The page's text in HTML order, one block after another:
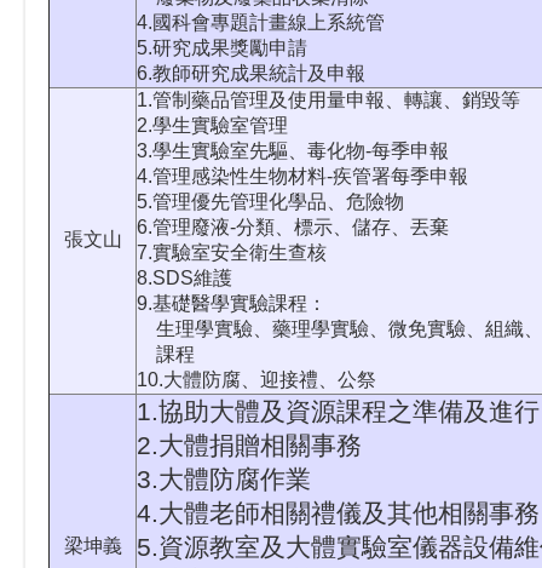
4.國科會專題計畫線上系統管
5.研究成果獎勵申請
6.教師研究成果統計及申報
張文山
1.管制藥品管理及使用量申報、轉讓、銷毀等
2.學生實驗室管理
3.學生實驗室先驅、毒化物-每季申報
4.管理感染性生物材料-疾管署每季申報
5.管理優先管理化學品、危險物
6.管理廢液-分類、標示、儲存、丟棄
7.實驗室安全衛生查核
8.SDS維護
9.基礎醫學實驗課程：
生理學實驗、藥理學實驗、微免實驗、組織
課程
10.大體防腐、迎接禮、公祭
梁坤義
1.協助大體及資源課程之準備及進行
2.大體捐贈相關事務
3.大體防腐作業
4.大體老師相關禮儀及其他相關事務
5.資源教室及大體實驗室儀器設備